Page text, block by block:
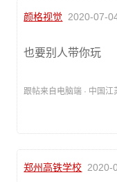
颜格视觉 2020-07-
也要别人带你玩
跟帖来自电脑端 · 中国江
郑州高铁学校 2020-